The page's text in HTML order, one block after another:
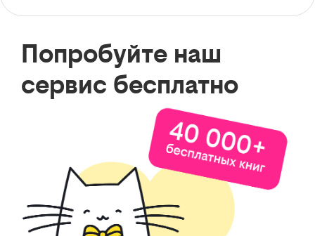
Попробуйте наш
сервис бесплатно